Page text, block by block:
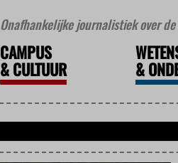
Onafhankelijke journalistiek over
CAMPUS
&CULTUUR &